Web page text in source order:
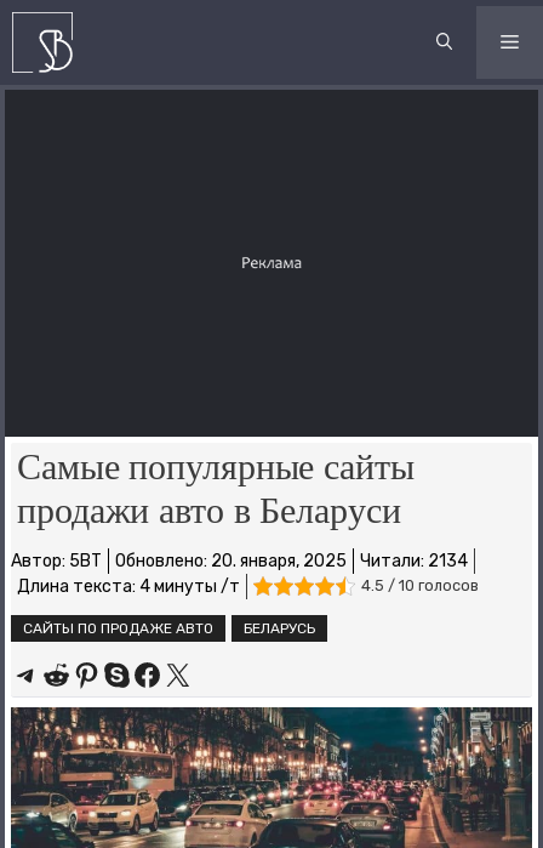
Перейти
содержимому
Самые популярные сайты
продажи авто в Беларуси
Автор: 5BT Обновлено: 20. января, 2025
Читали: 2134
Длина текста: 4 минуты /т
4.5 / 10 голосов
САЙТЫ ПО ПРОДАЖЕ АВТО БЕЛАРУСЬ
Share on Telegram
Share on Reddit
Share on Pinterest
Share on SkypeShare on Facebook
Share on X